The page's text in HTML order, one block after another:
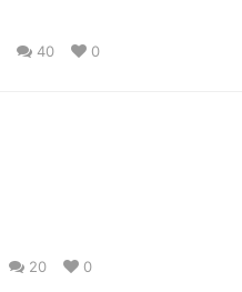
40 0
20 0